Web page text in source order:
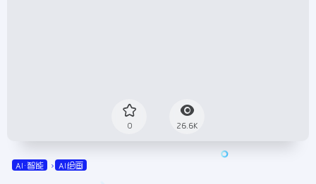
0 26.6K
AI•智能 AI绘画